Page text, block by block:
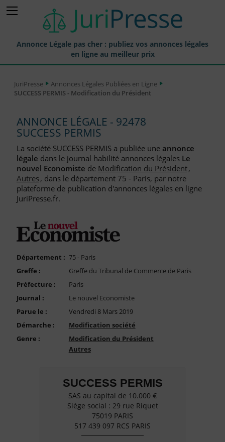
Annonce Légale pas cher : publiez vos annonces légales
en ligne au meilleur prix
Annonces Légales Publiées
Journaux Habilités (JAL) Annonces Légales
Départements pour la Publication d'Annonces Légales
Liste des Greffes
Liste des CCI
FAQ
Compte PRO
JuriPresse
Annonces Légales Publiées en Ligne
SUCCESS PERMIS - Modification du Président
ANNONCE LÉGALE - 92478
SUCCESS PERMIS
La société SUCCESS PERMIS a publiée une annonce
légale dans le journal habilité annonces légales Le
nouvel Economiste de Modification du Président,
Autres, dans le département 75 - Paris, par notre
plateforme de publication d'annonces légales en ligne
JuriPresse.fr.
Département : 75 - Paris
Greffe :
Greffe du Tribunal de Commerce de Paris
Préfecture :
Paris
Journal :
Le nouvel Economiste
Parue le :
Vendredi 8 Mars 2019
Démarche :
Modification société
Genre :
Modification du Président
Autres
SUCCESS PERMIS
SAS au capital de 10.000 €
Siège social : 29 rue Riquet
75019 PARIS
517 439 097 RCS PARIS